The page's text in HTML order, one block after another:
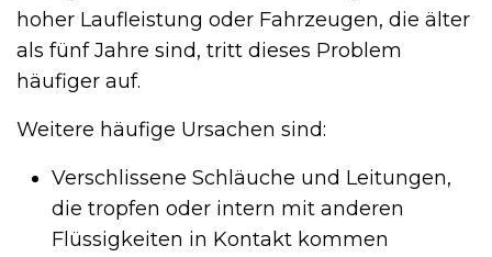
hoher Laufleistung oder Fahrzeugen, die älter
als fünf Jahre sind, tritt dieses Problem
häufiger auf.
Weitere häufige Ursachen sind:
Verschlissene Schläuche und Leitungen,
die tropfen oder intern mit anderen
Flüssigkeiten in Kontakt kommen